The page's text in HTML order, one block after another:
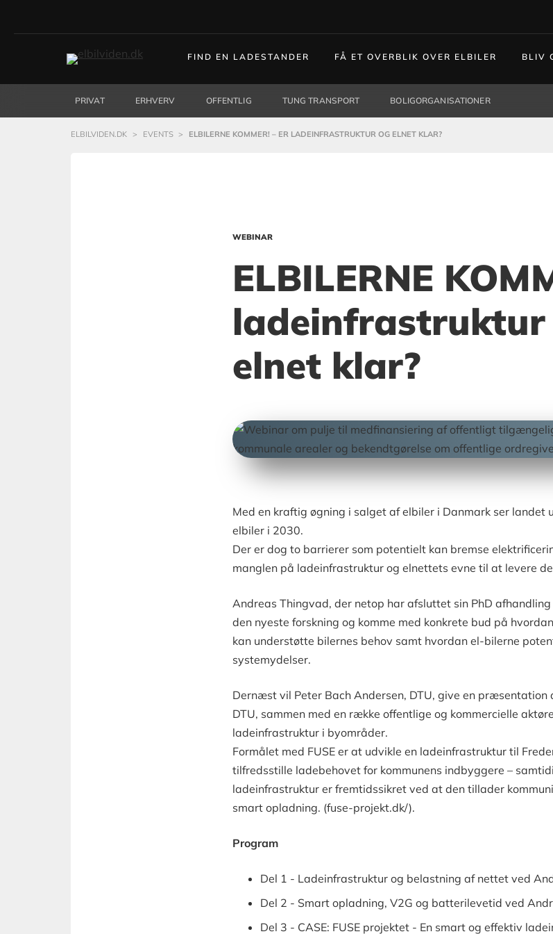
FIND EN LADESTANDER FÅ ET OVERBLIK OVER ELBILER BLIV
PRIVAT ERHVERV OFFENTLIG TUNG TRANSPORT BOLIGORGANISATIONER
ELBILVIDEN.DK > EVENTS > ELBILERNE KOMMER! – ER LADEINFRASTRUKTUR OG ELNET KLAR?
WEBINAR
ELBILERNE
ladeinfrastruktur
elnet klar?
Med en kraftig øgning i salget af elbiler i Danmark ser landet
elbiler i 2030.
Der er dog to barrierer som potentielt kan bremse
manglen på ladeinfrastruktur og elnettets evne til at levere
Andreas Thingvad, der netop har afsluttet sin PhD
den nyeste forskning og komme med konkrete bud på
kan understøtte bilernes behov samt hvordan el-bilerne
systemydelser.
Dernæst vil Peter Bach Andersen, DTU, give en præsentation
DTU, sammen med en række offentlige og kommercielle
ladeinfrastruktur i byområder.
Formålet med FUSE er at udvikle en ladeinfrastruktur til
tilfredsstille ladebehovet for kommunens indbyggere –
ladeinfrastruktur er fremtidssikret ved at den tillader
smart opladning. (fuse-projekt.dk/).
Program
Del 1 - Ladeinfrastruktur og belastning af nettet ved
Del 2 - Smart opladning, V2G og batterilevetid ved
Del 3 - CASE: FUSE projektet - En smart og effektiv